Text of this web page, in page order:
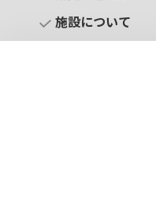
施設について